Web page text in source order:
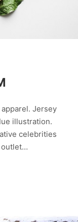
Jersey
illustration.
celebrities
outlet…